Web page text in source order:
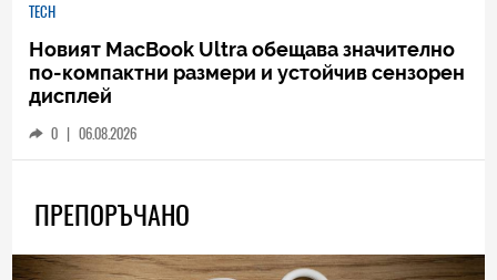
TECH
Новият MacBook Ultra обещава значително
по-компактни размери и устойчив сензорен
дисплей
0 | 06.08.2026
ПРЕПОРЪЧАНО